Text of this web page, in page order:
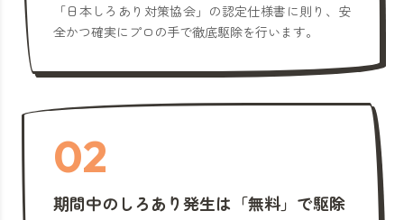
「日本しろあり対策協会」の認定仕様書に則り、安
全かつ確実にプロの手で徹底駆除を行います。
02
期間中のしろあり発生は「無料」で駆除